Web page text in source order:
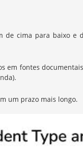
de cima para baixo
em fontes
um prazo mais longo.